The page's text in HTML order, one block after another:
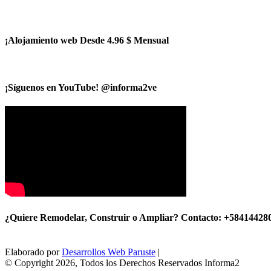
¡Alojamiento web Desde 4.96 $ Mensual
¡Síguenos en YouTube! @informa2ve
¿Quiere Remodelar, Construir o Ampliar? Contacto:
Elaborado porDesarrollos Web Paruste |
© Copyright 2026, Todos los Derechos Reservados Informa2